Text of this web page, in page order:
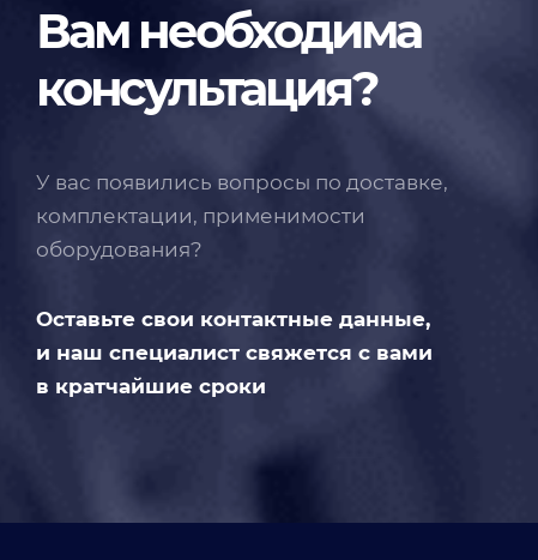
Вам необходима
консультация?
У вас появились вопросы по доставке,
комплектации, применимости
оборудования?
Оставьте свои контактные данные,
и наш специалист свяжется с вами
в кратчайшие сроки